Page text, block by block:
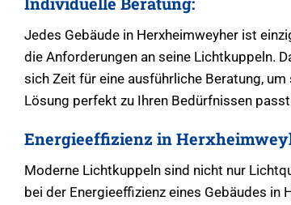
Jedes Gebäude in Herxheimweyher ist
die Anforderungen an seine Lichtkuppeln.
sich Zeit für eine ausführliche Beratung,
Lösung perfekt zu Ihren Bedürfnissen
Energieeffizienz in
Moderne Lichtkuppeln sind nicht nur
bei der Energieeffizienz eines Gebäudes in